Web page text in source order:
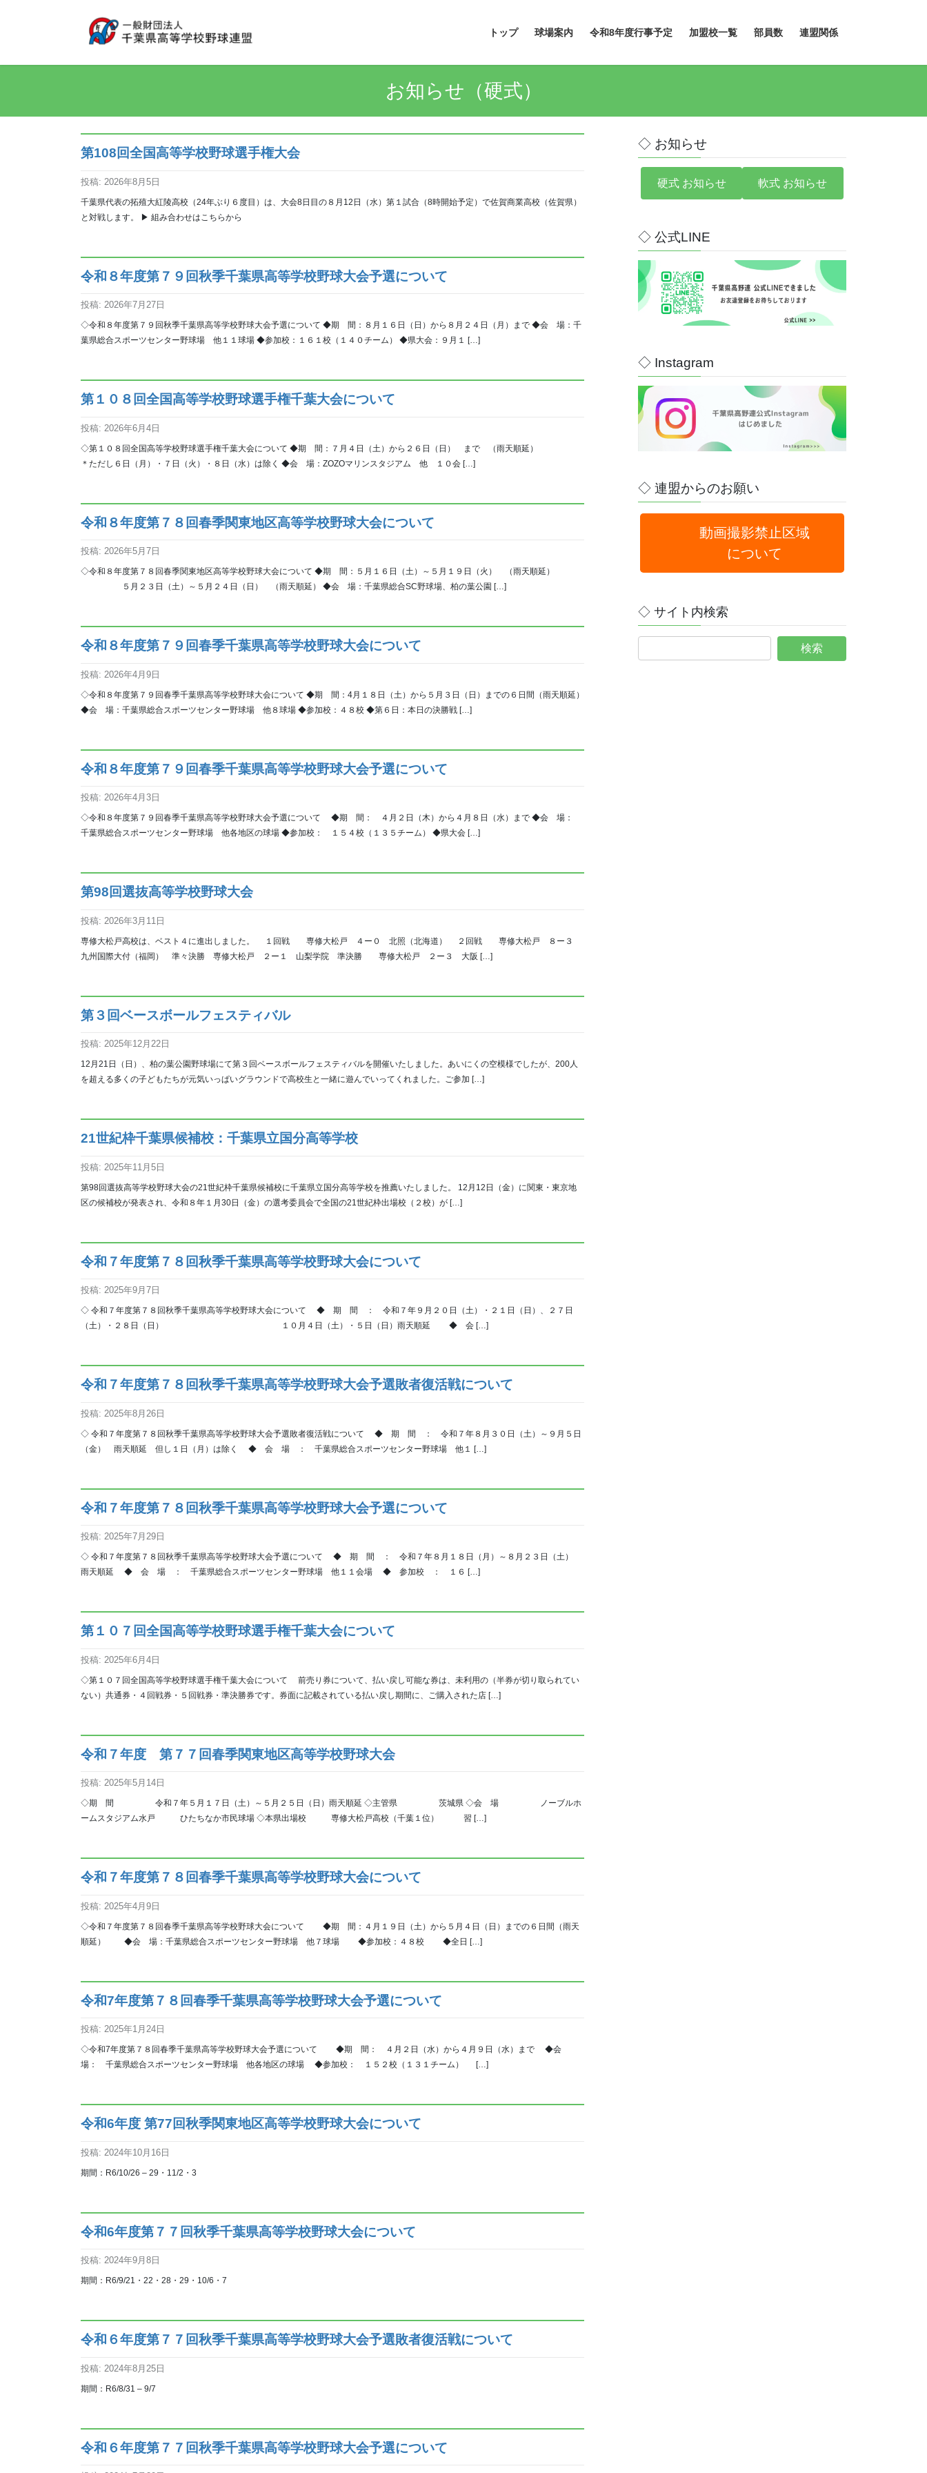
トップ 球場案内 令和8年度行事予定 加盟校一覧 部員数 連盟関係
お知らせ（硬式）
第108回全国高等学校野球選手権大会
投稿: 2026年8月5日
千葉県代表の拓殖大紅陵高校（24年ぶり６度目）は、大会8日目の８月12日（水）第１試合（8時開始予定）で佐賀商業高校（佐賀県）
と対戦します。 ▶︎ 組み合わせはこちらから
令和８年度第７９回秋季千葉県高等学校野球大会予選について
投稿: 2026年7月27日
◇令和８年度第７９回秋季千葉県高等学校野球大会予選について ◆期 間：８月１６日（日）から８月２４日（月）まで ◆会 場：千
葉県総合スポーツセンター野球場 他１１球場 ◆参加校：１６１校（１４０チーム） ◆県大会：９月１ […]
第１０８回全国高等学校野球選手権千葉大会について
投稿: 2026年6月4日
◇第１０８回全国高等学校野球選手権千葉大会について ◆期 間：７月４日（土）から２６日（日） まで （雨天順延）
＊ただし６日（月）・７日（火）・８日（水）は除く ◆会 場：ZOZOマリンスタジアム 他 １０会 […]
令和８年度第７８回春季関東地区高等学校野球大会について
投稿: 2026年5月7日
◇令和８年度第７８回春季関東地区高等学校野球大会について ◆期 間：５月１６日（土）～５月１９日（火） （雨天順延）
５月２３日（土）～５月２４日（日） （雨天順延） ◆会 場：千葉県総合SC野球場、柏の葉公園 […]
令和８年度第７９回春季千葉県高等学校野球大会について
投稿: 2026年4月9日
◇令和８年度第７９回春季千葉県高等学校野球大会について ◆期 間：4月１８日（土）から５月３日（日）までの６日間（雨天順延）
◆会 場：千葉県総合スポーツセンター野球場 他８球場 ◆参加校：４８校 ◆第６日：本日の決勝戦 […]
令和８年度第７９回春季千葉県高等学校野球大会予選について
投稿: 2026年4月3日
◇令和８年度第７９回春季千葉県高等学校野球大会予選について ◆期 間： ４月２日（木）から４月８日（水）まで ◆会 場：
千葉県総合スポーツセンター野球場 他各地区の球場 ◆参加校： １５４校（１３５チーム） ◆県大会 […]
第98回選抜高等学校野球大会
投稿: 2026年3月11日
専修大松戸高校は、ベスト４に進出しました。 １回戦 専修大松戸 ４ー０ 北照（北海道） ２回戦 専修大松戸 ８ー３
九州国際大付（福岡） 準々決勝 専修大松戸 ２ー１ 山梨学院 準決勝 専修大松戸 ２ー３ 大阪 […]
第３回ベースボールフェスティバル
投稿: 2025年12月22日
12月21日（日）、柏の葉公園野球場にて第３回ベースボールフェスティバルを開催いたしました。あいにくの空模様でしたが、200人
を超える多くの子どもたちが元気いっぱいグラウンドで高校生と一緒に遊んでいってくれました。ご参加 […]
21世紀枠千葉県候補校：千葉県立国分高等学校
投稿: 2025年11月5日
第98回選抜高等学校野球大会の21世紀枠千葉県候補校に千葉県立国分高等学校を推薦いたしました。 12月12日（金）に関東・東京地
区の候補校が発表され、令和８年１月30日（金）の選考委員会で全国の21世紀枠出場校（２校）が […]
令和７年度第７８回秋季千葉県高等学校野球大会について
投稿: 2025年9月7日
◇ 令和７年度第７８回秋季千葉県高等学校野球大会について ◆ 期 間 ： 令和７年９月２０日（土）・２１日（日）、２７日
（土）・２８日（日） １０月４日（土）・５日（日）雨天順延 ◆ 会 […]
令和７年度第７８回秋季千葉県高等学校野球大会予選敗者復活戦について
投稿: 2025年8月26日
◇ 令和７年度第７８回秋季千葉県高等学校野球大会予選敗者復活戦について ◆ 期 間 ： 令和７年８月３０日（土）～９月５日
（金） 雨天順延 但し１日（月）は除く ◆ 会 場 ： 千葉県総合スポーツセンター野球場 他１ […]
令和７年度第７８回秋季千葉県高等学校野球大会予選について
投稿: 2025年7月29日
◇ 令和７年度第７８回秋季千葉県高等学校野球大会予選について ◆ 期 間 ： 令和７年８月１８日（月）～８月２３日（土）
雨天順延 ◆ 会 場 ： 千葉県総合スポーツセンター野球場 他１１会場 ◆ 参加校 ： １６ […]
第１０７回全国高等学校野球選手権千葉大会について
投稿: 2025年6月4日
◇第１０７回全国高等学校野球選手権千葉大会について 前売り券について、払い戻し可能な券は、未利用の（半券が切り取られてい
ない）共通券・４回戦券・５回戦券・準決勝券です。券面に記載されている払い戻し期間に、ご購入された店 […]
令和７年度 第７７回春季関東地区高等学校野球大会
投稿: 2025年5月14日
◇期 間 令和７年５月１７日（土）～５月２５日（日）雨天順延 ◇主管県 茨城県 ◇会 場 ノーブルホ
ームスタジアム水戸 ひたちなか市民球場 ◇本県出場校 専修大松戸高校（千葉１位） 習 […]
令和７年度第７８回春季千葉県高等学校野球大会について
投稿: 2025年4月9日
◇令和７年度第７８回春季千葉県高等学校野球大会について ◆期 間：４月１９日（土）から５月４日（日）までの６日間（雨天
順延） ◆会 場：千葉県総合スポーツセンター野球場 他７球場 ◆参加校：４８校 ◆全日 […]
令和7年度第７８回春季千葉県高等学校野球大会予選について
投稿: 2025年1月24日
◇令和7年度第７８回春季千葉県高等学校野球大会予選について ◆期 間： ４月２日（水）から４月９日（水）まで ◆会
場： 千葉県総合スポーツセンター野球場 他各地区の球場 ◆参加校： １５２校（１３１チーム） […]
令和6年度 第77回秋季関東地区高等学校野球大会について
投稿: 2024年10月16日
期間：R6/10/26 – 29・11/2・3
令和6年度第７７回秋季千葉県高等学校野球大会について
投稿: 2024年9月8日
期間：R6/9/21・22・28・29・10/6・7
令和６年度第７７回秋季千葉県高等学校野球大会予選敗者復活戦について
投稿: 2024年8月25日
期間：R6/8/31 – 9/7
令和６年度第７７回秋季千葉県高等学校野球大会予選について
◇ お知らせ
硬式 お知らせ 軟式 お知らせ
◇ 公式LINE
◇ Instagram
◇ 連盟からのお願い
動画撮影禁止区域
について
◇ サイト内検索